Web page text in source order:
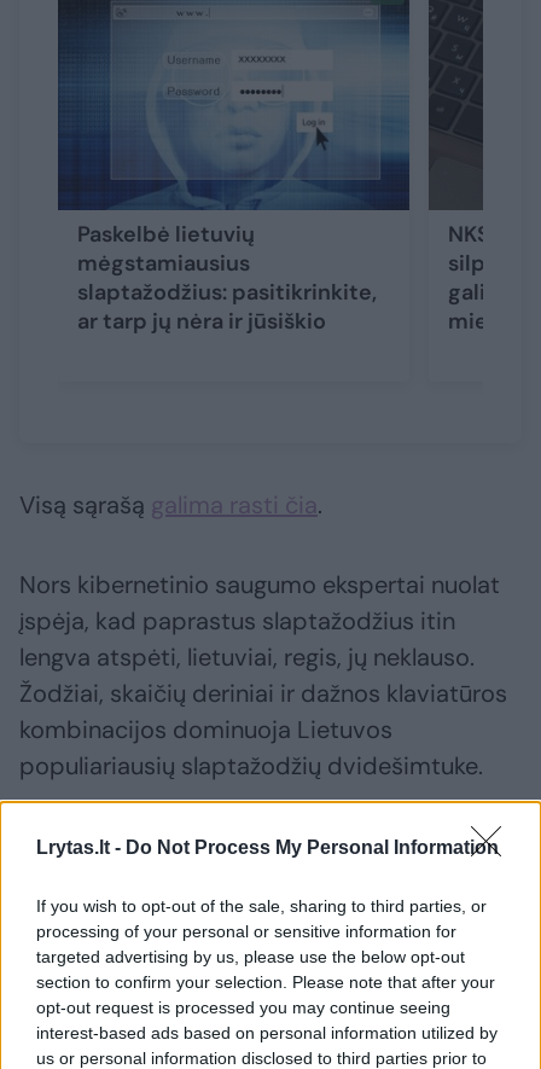
Lrytas.lt - Do Not Process My Personal Information
If you wish to opt-out of the sale, sharing to third parties, or
processing of your personal or sensitive information for
targeted advertising by us, please use the below opt-out
section to confirm your selection. Please note that after your
opt-out request is processed you may continue seeing
interest-based ads based on personal information utilized by
us or personal information disclosed to third parties prior to
Paskelbė lietuvių
mėgstamiausius
slaptažodžius: pasitikrinkite,
ar tarp jų nėra ir jūsiškio
NKSC
silpną
galima
miestui
Visą sąrašą galima rasti čia.
Nors kibernetinio saugumo ekspertai nuolat
įspėja, kad paprastus slaptažodžius itin
lengva atspėti, lietuviai, regis, jų neklauso.
Žodžiai, skaičių deriniai ir dažnos klaviatūros
kombinacijos dominuoja Lietuvos
populiariausių slaptažodžių dvidešimtuke.
Šiemet dažniausiai naudojamas slaptažodis
populiariausią pasirinkimą „qwerty123“, o
antroje vietoje – „123456“. Lietuviai savo
slaptažodžiuose nevengia naudoti vardų
(„vytautas“, „klaudija“, „ugnius123“).